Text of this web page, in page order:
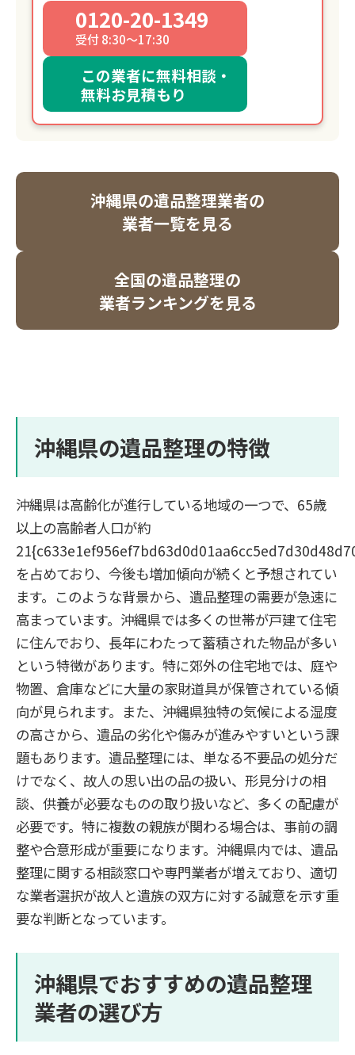
0120-20-1349
受付 8:30～17:30
この業者に無料相談・
無料お見積もり
沖縄県の遺品整理業者の
業者一覧を見る
全国の遺品整理の
業者ランキングを見る
沖縄県の遺品整理の特徴
沖縄県は高齢化が進行している地域の一つで、65歳
以上の高齢者人口が約
を占めており、今後も増加傾向が続くと予想されてい
ます。このような背景から、遺品整理の需要が急速に
高まっています。沖縄県では多くの世帯が戸建て住宅
に住んでおり、長年にわたって蓄積された物品が多い
という特徴があります。特に郊外の住宅地では、庭や
物置、倉庫などに大量の家財道具が保管されている傾
向が見られます。また、沖縄県独特の気候による湿度
の高さから、遺品の劣化や傷みが進みやすいという課
題もあります。遺品整理には、単なる不要品の処分だ
けでなく、故人の思い出の品の扱い、形見分けの相
談、供養が必要なものの取り扱いなど、多くの配慮が
必要です。特に複数の親族が関わる場合は、事前の調
整や合意形成が重要になります。沖縄県内では、遺品
整理に関する相談窓口や専門業者が増えており、適切
な業者選択が故人と遺族の双方に対する誠意を示す重
要な判断となっています。
沖縄県でおすすめの遺品整理
業者の選び方